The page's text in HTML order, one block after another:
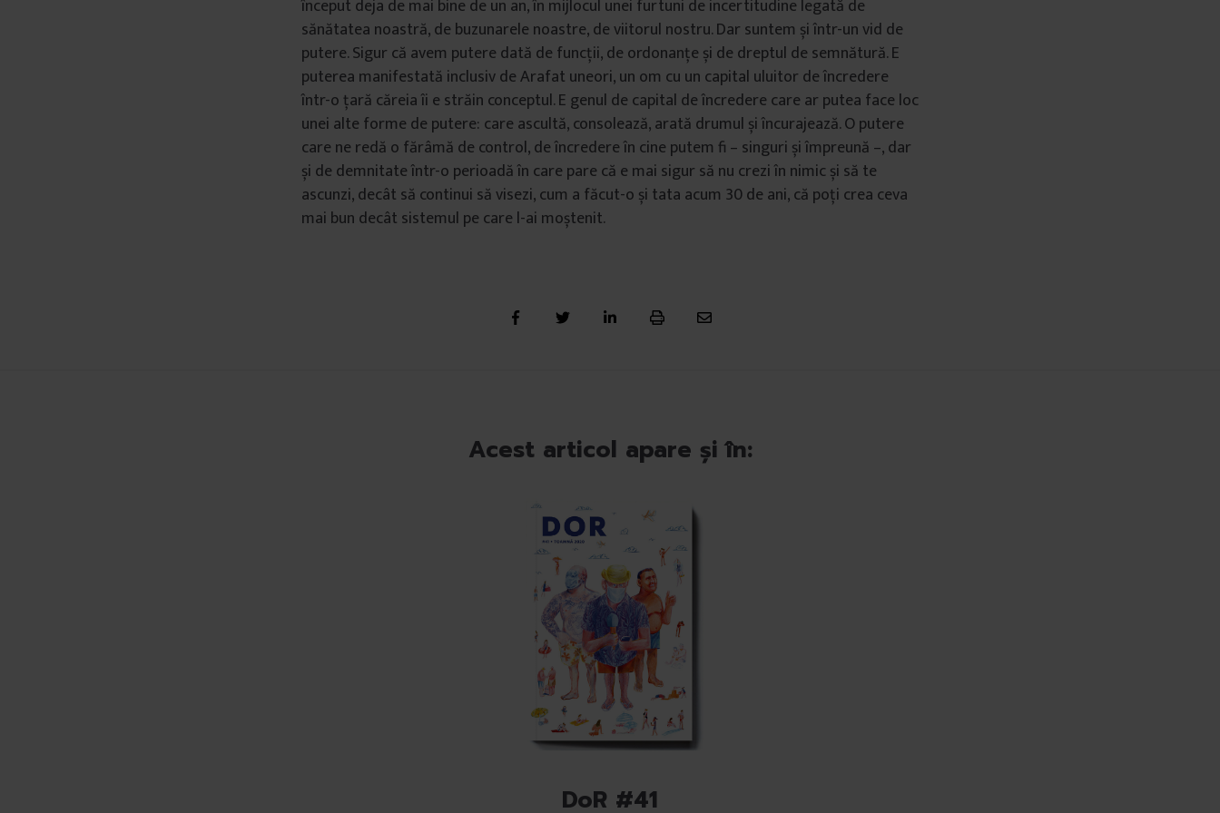
început deja de mai bine de un an, în mijlocul unei furtuni de incertitudine legată de
sănătatea noastră, de buzunarele noastre, de viitorul nostru. Dar suntem și într-un vid de
putere. Sigur că avem putere dată de funcții, de ordonanțe și de dreptul de semnătură. E
puterea manifestată inclusiv de Arafat uneori, un om cu un capital uluitor de încredere
într-o țară căreia îi e străin conceptul. E genul de capital de încredere care ar putea face loc
unei alte forme de putere: care ascultă, consolează, arată drumul și încurajează. O putere
care ne redă o fărâmă de control, de încredere în cine putem fi – singuri și împreună –, dar
și de demnitate într-o perioadă în care pare că e mai sigur să nu crezi în nimic și să te
ascunzi, decât să continui să visezi, cum a făcut-o și tata acum 30 de ani, că poți crea ceva
mai bun decât sistemul pe care l-ai moștenit.
Acest articol apare și în:
DoR #41